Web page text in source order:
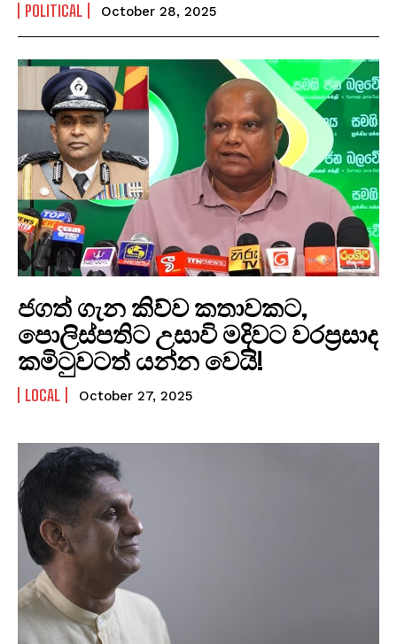
POLITICAL October 28, 2025
ජගත් ගැන කිව්ව කතාවකට,
පොලිස්පතිට උසාවි මදිවට වරප්‍රසාද
කමිටුවටත් යන්න වෙයි!
LOCAL October 27, 2025